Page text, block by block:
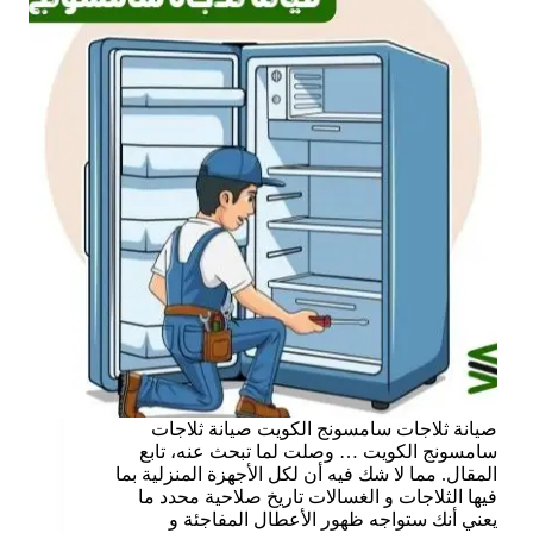
صيانة ثلاجات سامسونج الكويت صيانة ثلاجات
سامسونج الكويت … وصلت لما تبحث عنه، تابع
المقال. مما لا شك فيه أن لكل الأجهزة المنزلية بما
فيها الثلاجات و الغسالات تاريخ صلاحية محدد ما
يعني أنك ستواجه ظهور الأعطال المفاجئة و